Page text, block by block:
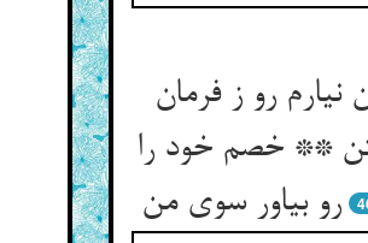
نیارم رو ز فرمان
** خصم خود را
رو بیاور سوی من